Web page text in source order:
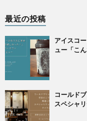
最近の投稿
アイスコ
ュー「こ
コールド
スペシャ